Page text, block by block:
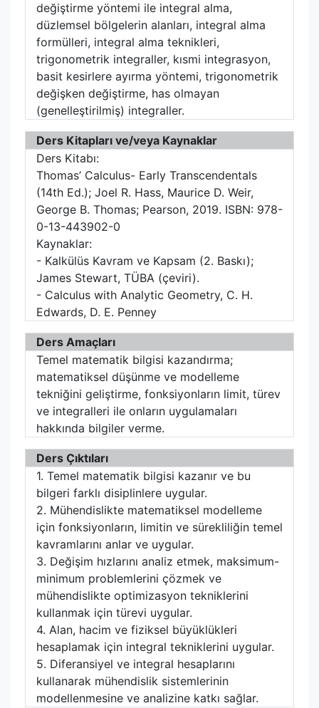
değiştirme yöntemi ile integral alma,
düzlemsel bölgelerin alanları, integral alma
formülleri, integral alma teknikleri,
trigonometrik integraller, kısmi integrasyon,
basit kesirlere ayırma yöntemi, trigonometrik
değişken değiştirme, has olmayan
(genelleştirilmiş) integraller.
Ders Kitapları ve/veya Kaynaklar
Ders Kitabı:
Thomas’ Calculus- Early Transcendentals
(14th Ed.); Joel R. Hass, Maurice D. Weir,
George B. Thomas; Pearson, 2019. ISBN: 978-
0-13-443902-0
Kaynaklar:
- Kalkülüs Kavram ve Kapsam (2. Baskı);
James Stewart, TÜBA (çeviri).
- Calculus with Analytic Geometry, C. H.
Edwards, D. E. Penney
Ders Amaçları
Temel matematik bilgisi kazandırma;
matematiksel düşünme ve modelleme
tekniğini geliştirme, fonksiyonların limit, türev
ve integralleri ile onların uygulamaları
hakkında bilgiler verme.
Ders Çıktıları
1. Temel matematik bilgisi kazanır ve bu
bilgeri farklı disiplinlere uygular.
2. Mühendislikte matematiksel modelleme
için fonksiyonların, limitin ve sürekliliğin temel
kavramlarını anlar ve uygular.
3. Değişim hızlarını analiz etmek, maksimum-
minimum problemlerini çözmek ve
mühendislikte optimizasyon tekniklerini
kullanmak için türevi uygular.
4. Alan, hacim ve fiziksel büyüklükleri
hesaplamak için integral tekniklerini uygular.
5. Diferansiyel ve integral hesaplarını
kullanarak mühendislik sistemlerinin
modellenmesine ve analizine katkı sağlar.